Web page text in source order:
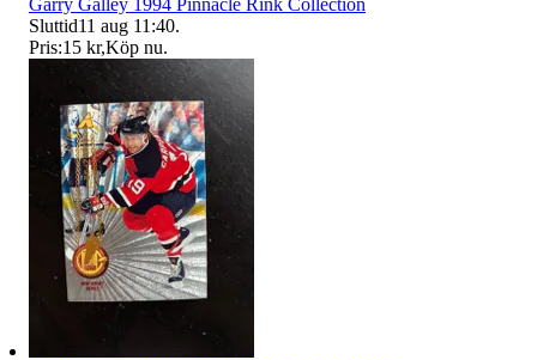
Sluttid11 aug 11:40.
Pris:15 kr,Köp nu.